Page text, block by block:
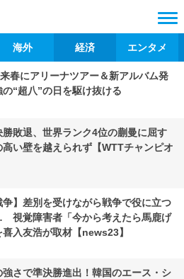
海外 経済 エンタメ
春にアリーナツアー＆新アルバム発
“超八”の日を駆け抜ける
勝敗退、世界ランク4位の蒯曼に屈す
い壁を越えられず【WTTチャンピオ
争】差別を受けながら戦争で役に立つ
視覚障害者「今から考えたら馬鹿げ
入友浩が取材【news23】
さで準決勝進出！韓国のエース・シ